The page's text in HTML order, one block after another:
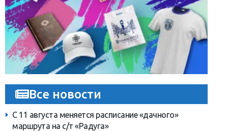
Все новости
С 11 августа меняется расписание «дачного»
маршрута на с/т «Радуга»